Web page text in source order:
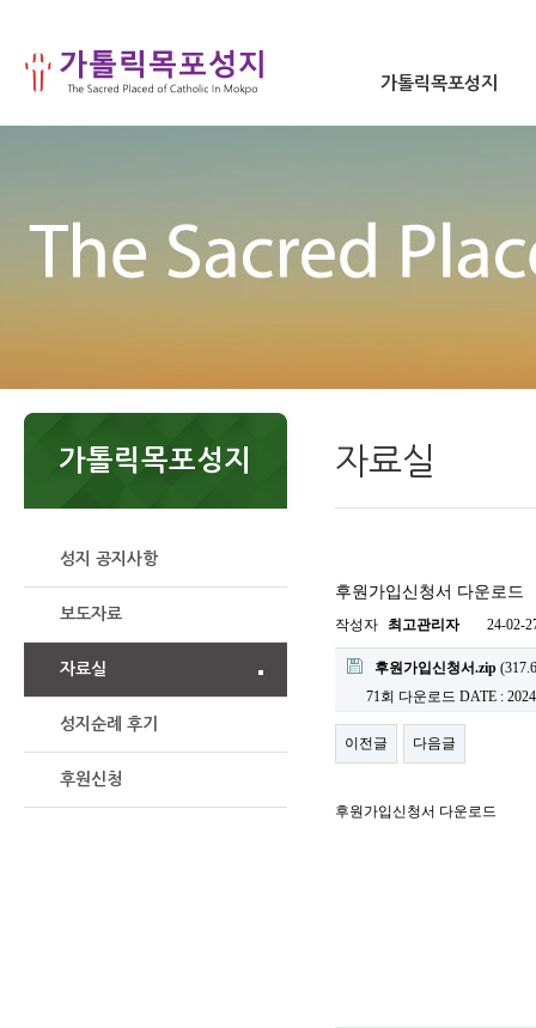
가톨릭목포성지
가톨릭목포성지
Cafe
성지 공지사항
보도자료
자료실
성지순례 후기
후원신청
자료실
후원가입신청서 다운로드
작성자 최고관리자 24-02-
후원가입신청서.zip
71회 다운로드 DATE :
이전글 다음글
후원가입신청서 다운로드